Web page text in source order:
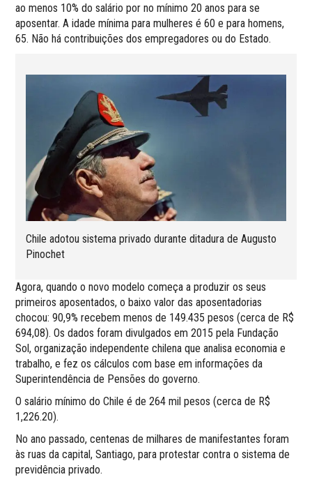
ao menos 10% do salário por no mínimo 20 anos para se
aposentar. A idade mínima para mulheres é 60 e para homens,
65. Não há contribuições dos empregadores ou do Estado.
Chile adotou sistema privado durante ditadura de Augusto
Pinochet
Agora, quando o novo modelo começa a produzir os seus
primeiros aposentados, o baixo valor das aposentadorias
chocou: 90,9% recebem menos de 149.435 pesos (cerca de R$
694,08). Os dados foram divulgados em 2015 pela Fundação
Sol, organização independente chilena que analisa economia e
trabalho, e fez os cálculos com base em informações da
Superintendência de Pensões do governo.
O salário mínimo do Chile é de 264 mil pesos (cerca de R$
1,226.20).
No ano passado, centenas de milhares de manifestantes foram
às ruas da capital, Santiago, para protestar contra o sistema de
previdência privado.